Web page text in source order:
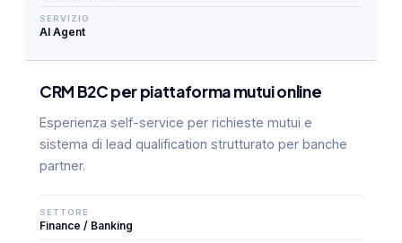
SERVIZIO
AI Agent
CRM B2C per piattaforma mutui online
Esperienza self-service per richieste mutui e
sistema di lead qualification strutturato per banche
partner.
SETTORE
Finance / Banking